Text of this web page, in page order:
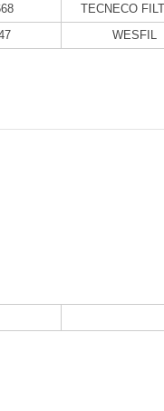
TECNECO
WESFIL